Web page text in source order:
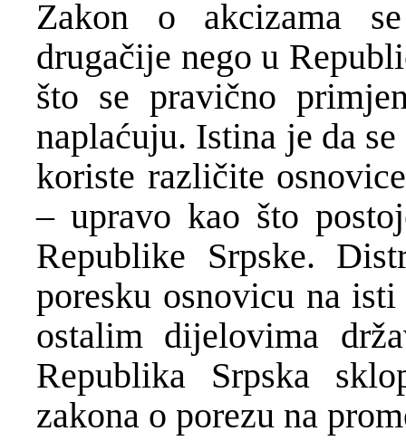
Zakon o akcizama
drugačije nego u
što se pravično
naplaćuju. Istina je da
koriste različite
– upravo kao što
Republike Srpske.
poresku osnovicu na isti
ostalim dijelovima drž
Republika Srpska
zakona o porezu na